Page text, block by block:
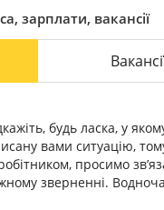
естетикою.
у Києві, Львові та
Це комфорт,
зарплати, вакансії
будь ласка, у
вами ситуацію,
просимо
зверненні.